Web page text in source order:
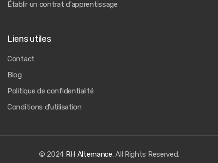
Établir un contrat d'apprentissage
Liens utiles
Contact
Blog
Politique de confidentialité
Conditions d'utilisation
© 2024 RH Alternance. All Rights Reserved.